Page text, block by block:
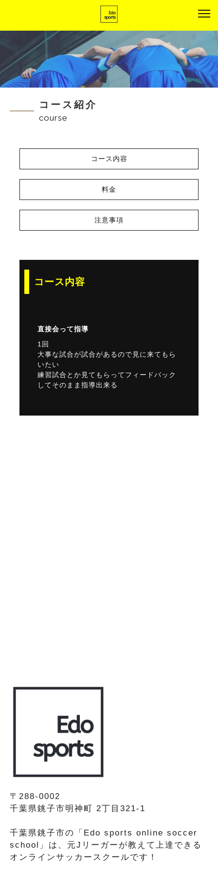
コース紹介
course
コース内容
料金
注意事項
コース内容
直接会って指導
1回
大事な試合が試合があるので見に来てもら
いたい
練習試合とか見てもらってフィードバック
してそのまま指導出来る
〒288-0002
千葉県銚子市明神町 2丁目321-1
千葉県銚子市の「Edo sports online soccer
school」は、元Jリーガーが教えて上達できる
オンラインサッカースクールです！